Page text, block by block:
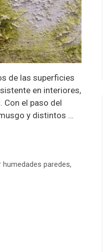
de las superficies
en interiores,
Con el paso del
y distintos …
humedades paredes,